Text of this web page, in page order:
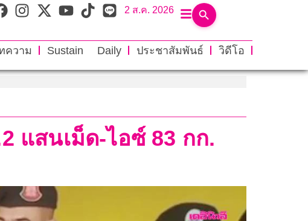
2 ส.ค. 2026
ความ Sustain Daily ประชาสัมพันธ์
วิดีโอ
แสนเม็ด-ไอซ์ 83 กก.